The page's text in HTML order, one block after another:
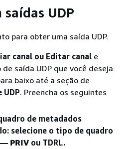
UDP
para obter uma saída UDP.
canal ou Editar canal e
saída UDP que você deseja
baixo até a seção de
UDP. Preencha os seguintes
de metadados
: selecione o tipo de quadro
— PRIV ou TDRL.